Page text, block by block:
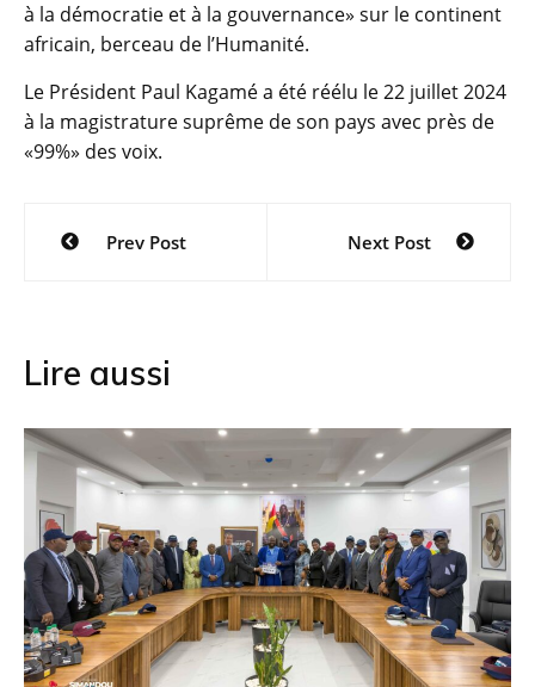
à la démocratie et à la gouvernance» sur le continent
africain, berceau de l’Humanité.
Le Président Paul Kagamé a été réélu le 22 juillet 2024
à la magistrature suprême de son pays avec près de
«99%» des voix.
Navigation
Prev Post Next Post
Lire aussi